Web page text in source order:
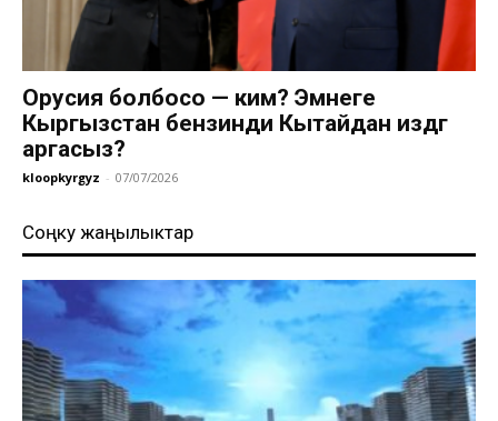
Орусия болбосо — ким? Эмнеге
Кыргызстан бензинди Кытайдан издөөгө
аргасыз?
kloopkyrgyz - 07/07/2026
Соңку жаңылыктар